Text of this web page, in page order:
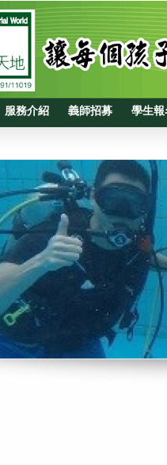
服務介紹 義師招募 學生報